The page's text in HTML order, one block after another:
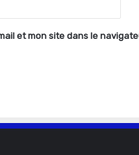
et mon site dans le